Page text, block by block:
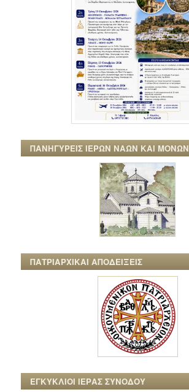
ΠΑΝΗΓΥΡΕΙΣ ΙΕΡΩΝ ΝΑΩΝ ΚΑΙ ΜΟΝΩΝ
ΠΑΤΡΙΑΡΧΙΚΑΙ ΑΠΟΔΕΙΞΕΙΣ
ΕΓΚΥΚΛΙΟΙ ΙΕΡΑΣ ΣΥΝΟΔΟΥ